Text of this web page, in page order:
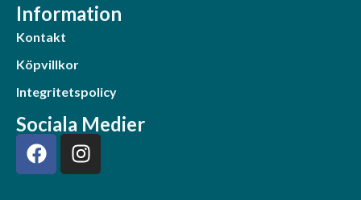
Information
Kontakt
Köpvillkor
Integritetspolicy
Sociala Medier